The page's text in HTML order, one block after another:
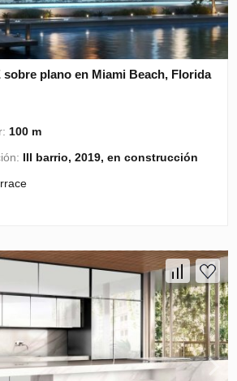
sobre plano en Miami Beach, Florida
100 m
III barrio, 2019, en construcción